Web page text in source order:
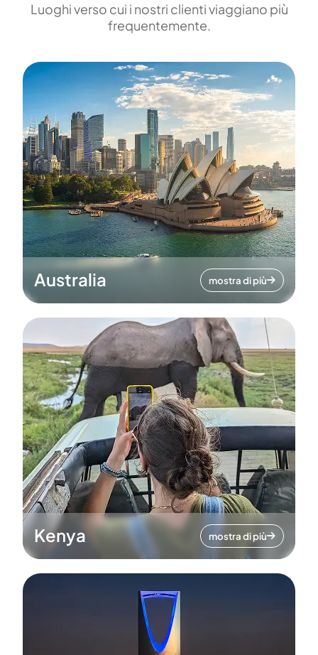
Luoghi verso cui i nostri clienti viaggiano più
frequentemente.
Australia mostra di più
Kenya mostra di più